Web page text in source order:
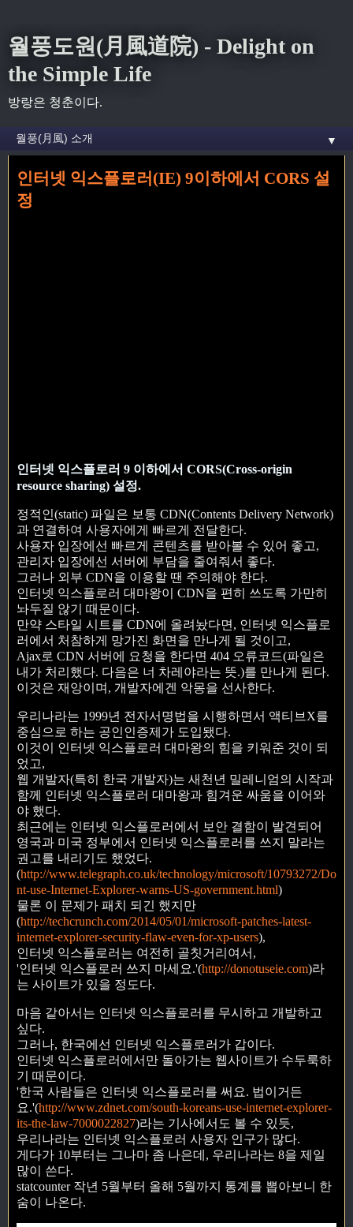
월풍도원(月風道院) - Delight on
the Simple Life
방랑은 청춘이다.
▼
홈» ie 꼬리가 달린 글
인터넷 익스플로러(IE) 9이하에서 CORS 설
정
인터넷 익스플로러 9 이하에서 CORS(Cross-origin
resource sharing) 설정.
정적인(static) 파일은 보통 CDN(Contents Delivery Network)
과 연결하여 사용자에게 빠르게 전달한다.
사용자 입장에선 빠르게 콘텐츠를 받아볼 수 있어 좋고,
관리자 입장에선 서버에 부담을 줄여줘서 좋다.
그러나 외부 CDN을 이용할 땐 주의해야 한다.
인터넷 익스플로러 대마왕이 CDN을 편히 쓰도록 가만히
놔두질 않기 때문이다.
만약 스타일 시트를 CDN에 올려놨다면, 인터넷 익스플로
러에서 처참하게 망가진 화면을 만나게 될 것이고,
Ajax로 CDN 서버에 요청을 한다면 404 오류코드(파일은
내가 처리했다. 다음은 너 차레야라는 뜻.)를 만나게 된다.
이것은 재앙이며, 개발자에겐 악몽을 선사한다.
우리나라는 1999년 전자서명법을 시행하면서 액티브X를
중심으로 하는 공인인증제가 도입됐다.
이것이 인터넷 익스플로러 대마왕의 힘을 키워준 것이 되
었고,
웹 개발자(특히 한국 개발자)는 새천년 밀레니엄의 시작과
함께 인터넷 익스플로러 대마왕과 힘겨운 싸움을 이어와
야 했다.
최근에는 인터넷 익스플로러에서 보안 결함이 발견되어
영국과 미국 정부에서 인터넷 익스플로러를 쓰지 말라는
권고를 내리기도 했었다.
(http://www.telegraph.co.uk/technology/microsoft/10793272/Do
nt-use-Internet-Explorer-warns-US-government.html)
물론 이 문제가 패치 되긴 했지만
(http://techcrunch.com/2014/05/01/microsoft-patches-latest-
internet-explorer-security-flaw-even-for-xp-users),
인터넷 익스플로러는 여전히 골칫거리여서,
'인터넷 익스플로러 쓰지 마세요.'(http://donotuseie.com)라
는 사이트가 있을 정도다.
마음 같아서는 인터넷 익스플로러를 무시하고 개발하고
싶다.
그러나, 한국에선 인터넷 익스플로러가 갑이다.
인터넷 익스플로러에서만 돌아가는 웹사이트가 수두룩하
기 때문이다.
'한국 사람들은 인터넷 익스플로러를 써요. 법이거든
요.'(http://www.zdnet.com/south-koreans-use-internet-explorer-
its-the-law-7000022827)라는 기사에서도 볼 수 있듯,
우리나라는 인터넷 익스플로러 사용자 인구가 많다.
게다가 10부터는 그나마 좀 나은데, 우리나라는 8을 제일
많이 쓴다.
statcounter 작년 5월부터 올해 5월까지 통계를 뽑아보니 한
숨이 나온다.